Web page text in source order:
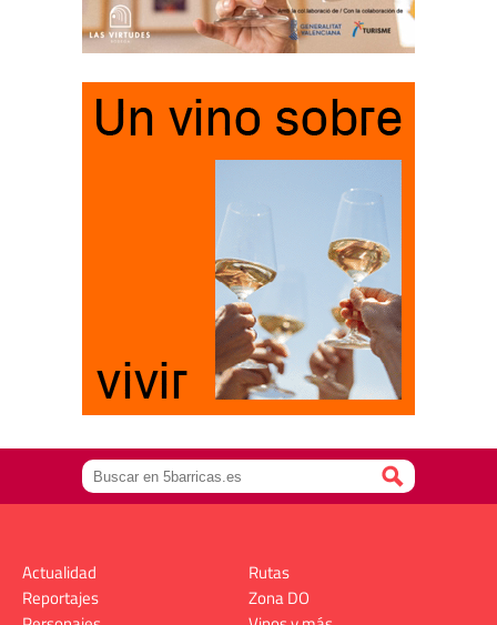
Actualidad
Reportajes
Rutas
Zona DO